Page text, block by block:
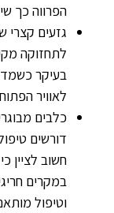
הפרווה כך
גזעים קצרי
לתחזוקה
בעיקר
לאוויר
כלבים
דורשים
חשוב לציין
במקרים
וטיפול